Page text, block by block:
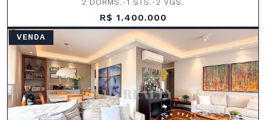
2 DORMS. • 1 STS. • 2 VGS.
R$ 1.400.000
VENDA